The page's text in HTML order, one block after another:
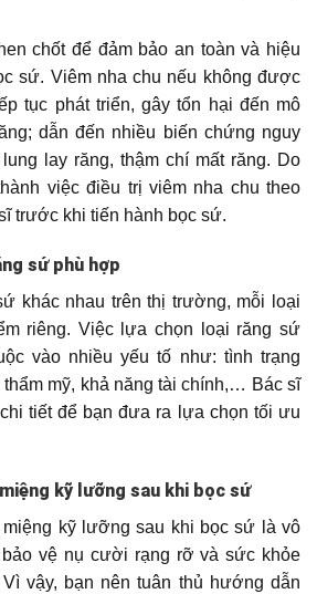
chốt để đảm bảo an toàn và hiệu
sứ. Viêm nha chu nếu không được
tục phát triển, gây tổn hại đến mô
dẫn đến nhiều biến chứng nguy
lay răng, thậm chí mất răng. Do
việc điều trị viêm nha chu theo
trước khi tiến hành bọc sứ.
sứ phù hợp
khác nhau trên thị trường, mỗi loại
riêng. Việc lựa chọn loại răng sứ
vào nhiều yếu tố như: tình trạng
thẩm mỹ, khả năng tài chính,… Bác sĩ
tiết để bạn đưa ra lựa chọn tối ưu
kỹ lưỡng sau khi bọc sứ
miệng kỹ lưỡng sau khi bọc sứ là vô
vệ nụ cười rạng rỡ và sức khỏe
vậy, bạn nên tuân thủ hướng dẫn